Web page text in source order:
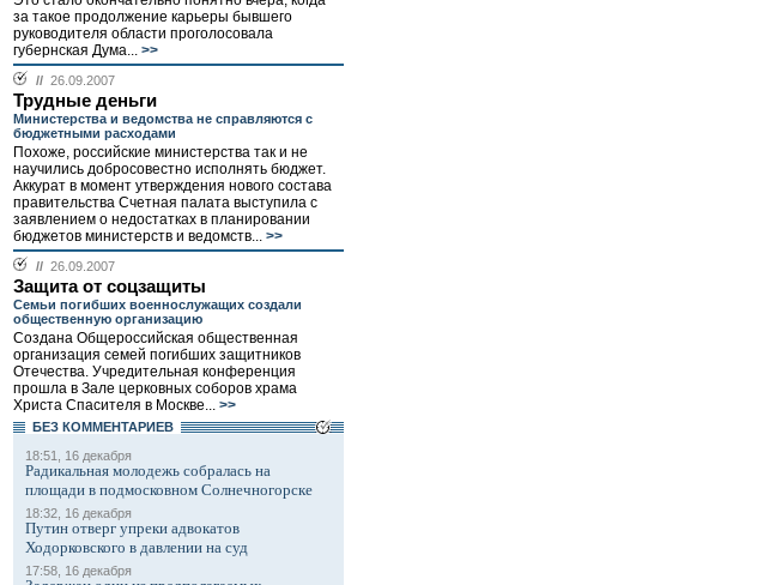
за такое продолжение карьеры бывшего
руководителя области проголосовала
губернская Дума... >>
// 26.09.2007
Трудные деньги
Министерства и ведомства не справляются с
бюджетными расходами
Похоже, российские министерства так и не
научились добросовестно исполнять бюджет.
Аккурат в момент утверждения нового состава
правительства Счетная палата выступила с
заявлением о недостатках в планировании
бюджетов министерств и ведомств... >>
// 26.09.2007
Защита от соцзащиты
Семьи погибших военнослужащих создали
общественную организацию
Создана Общероссийская общественная
организация семей погибших защитников
Отечества. Учредительная конференция
прошла в Зале церковных соборов храма
Христа Спасителя в Москве... >>
БЕЗ КОМMЕНТАРИЕВ
18:51, 16 декабря
Радикальная молодежь собралась на
площади в подмосковном Солнечногорске
18:32, 16 декабря
Путин отверг упреки адвокатов
Ходорковского в давлении на суд
17:58, 16 декабря